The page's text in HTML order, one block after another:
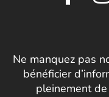
Ne manquez pas
bénéficier
pleinement